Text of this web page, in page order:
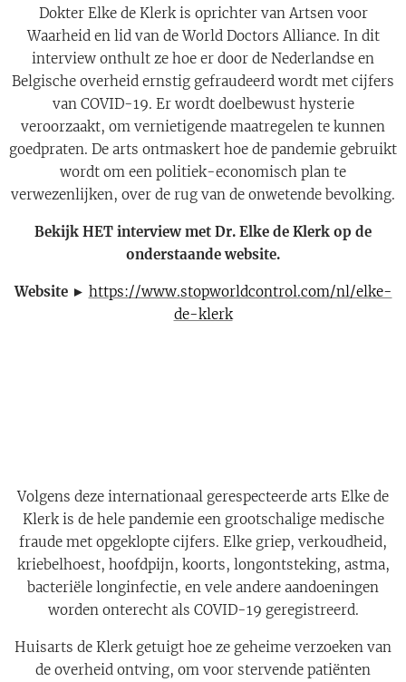
Dokter Elke de Klerk is oprichter van Artsen voor
Waarheid en lid van de World Doctors Alliance. In dit
interview onthult ze hoe er door de Nederlandse en
Belgische overheid ernstig gefraudeerd wordt met cijfers
van COVID-19. Er wordt doelbewust hysterie
veroorzaakt, om vernietigende maatregelen te kunnen
goedpraten. De arts ontmaskert hoe de pandemie gebruikt
wordt om een politiek-economisch plan te
verwezenlijken, over de rug van de onwetende bevolking.
Bekijk HET interview met Dr. Elke de Klerk op de
onderstaande website.
Website ► https://www.stopworldcontrol.com/nl/elke-
de-klerk
Volgens deze internationaal gerespecteerde arts Elke de
Klerk is de hele pandemie een grootschalige medische
fraude met opgeklopte cijfers. Elke griep, verkoudheid,
kriebelhoest, hoofdpijn, koorts, longontsteking, astma,
bacteriële longinfectie, en vele andere aandoeningen
worden onterecht als COVID-19 geregistreerd.
Huisarts de Klerk getuigt hoe ze geheime verzoeken van
de overheid ontving, om voor stervende patiënten